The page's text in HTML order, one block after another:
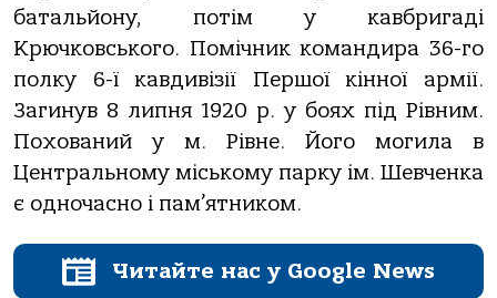
батальйону, потім у кавбригаді
Крючковського. Помічник командира 36-го
полку 6-ї кавдивізії Першої кінної армії.
Загинув 8 липня 1920 р. у боях під Рівним.
Похований у м. Рівне. Його могила в
Центральному міському парку ім. Шевченка
є одночасно і пам’ятником.
Читайте нас у Google News